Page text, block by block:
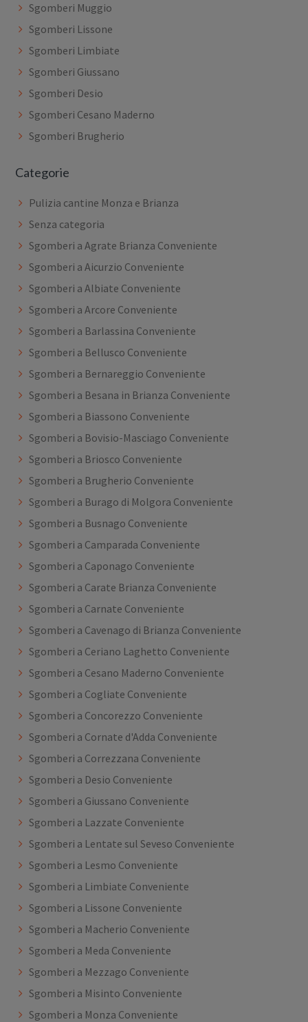
Sgomberi Muggio
Sgomberi Lissone
Sgomberi Limbiate
Sgomberi Giussano
Sgomberi Desio
Sgomberi Cesano Maderno
Sgomberi Brugherio
Categorie
Pulizia cantine Monza e Brianza
Senza categoria
Sgomberi a Agrate Brianza Conveniente
Sgomberi a Aicurzio Conveniente
Sgomberi a Albiate Conveniente
Sgomberi a Arcore Conveniente
Sgomberi a Barlassina Conveniente
Sgomberi a Bellusco Conveniente
Sgomberi a Bernareggio Conveniente
Sgomberi a Besana in Brianza Conveniente
Sgomberi a Biassono Conveniente
Sgomberi a Bovisio-Masciago Conveniente
Sgomberi a Briosco Conveniente
Sgomberi a Brugherio Conveniente
Sgomberi a Burago di Molgora Conveniente
Sgomberi a Busnago Conveniente
Sgomberi a Camparada Conveniente
Sgomberi a Caponago Conveniente
Sgomberi a Carate Brianza Conveniente
Sgomberi a Carnate Conveniente
Sgomberi a Cavenago di Brianza Conveniente
Sgomberi a Ceriano Laghetto Conveniente
Sgomberi a Cesano Maderno Conveniente
Sgomberi a Cogliate Conveniente
Sgomberi a Concorezzo Conveniente
Sgomberi a Cornate d'Adda Conveniente
Sgomberi a Correzzana Conveniente
Sgomberi a Desio Conveniente
Sgomberi a Giussano Conveniente
Sgomberi a Lazzate Conveniente
Sgomberi a Lentate sul Seveso Conveniente
Sgomberi a Lesmo Conveniente
Sgomberi a Limbiate Conveniente
Sgomberi a Lissone Conveniente
Sgomberi a Macherio Conveniente
Sgomberi a Meda Conveniente
Sgomberi a Mezzago Conveniente
Sgomberi a Misinto Conveniente
Sgomberi a Monza Conveniente